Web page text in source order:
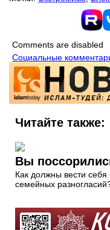
Comments are disabled
Социальные
Читайте также:
Вы
Как должны вести себя
семейных